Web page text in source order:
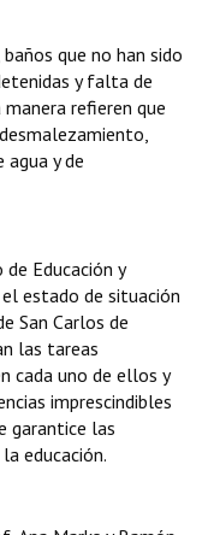
que no han sido
y falta de
refieren que
y de
Educación y
estado de situación
San Carlos de
las tareas
cada uno de ellos y
imprescindibles
garantice las
educación.